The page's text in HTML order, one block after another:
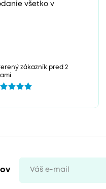
všetko v
zákazník pred 2